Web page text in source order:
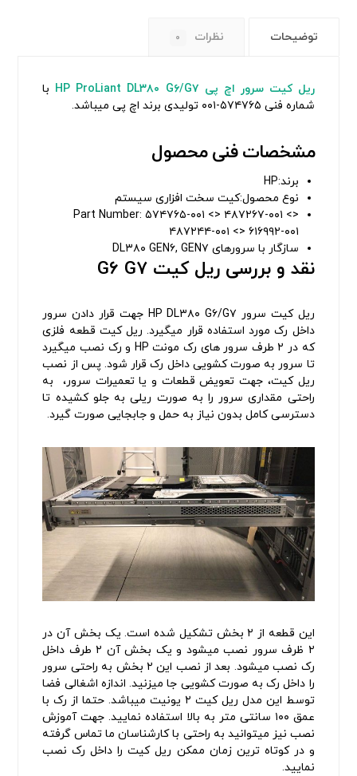
توضیحات نظرات ۰
ریل کیت سرور اچ پی HP ProLiant DL۳۸۰ G۶/G۷
با
شماره فنی ۵۷۴۷۶۵-۰۰۱ تولیدی برند اچ پی میباشد.
مشخصات فنی محصول
برند:HP
نوع محصول:کیت سخت افزاری سیستم
Part Number: ۵۷۴۷۶۵-۰۰۱ <> ۴۸۷۲۶۷-۰۰۱ <>
۴۸۷۲۴۴-۰۰۱ <> ۶۱۶۹۹۲-۰۰۱
سازگار با سرورهای DL۳۸۰ GEN۶, GEN۷
نقد و بررسی ریل کیت G۶ G۷
ریل کیت سرور HP DL۳۸۰ G۶/G۷ جهت قرار دادن سرور
داخل رک مورد استفاده قرار میگیرد. ریل کیت قطعه فلزی
که در ۲ طرف سرور های رک مونت HP و رک نصب میگیرد
تا سرور به صورت کشویی داخل رک قرار شود. پس از نصب
ریل کیت، جهت تعویض قطعات و یا تعمیرات سرور، به
راحتی مقداری سرور را به صورت ریلی به جلو کشیده تا
دسترسی کامل بدون نیاز به حمل و جابجایی صورت گیرد.
این قطعه از ۲ بخش تشکیل شده است. یک بخش آن در
۲ ظرف سرور نصب میشود و یک بخش آن ۲ طرف داخل
رک نصب میشود. بعد از نصب این ۲ بخش به راحتی سرور
را داخل رک به صورت کشویی جا میزنید. اندازه اشغالی فضا
توسط این مدل ریل کیت ۲ یونیت میباشد. حتما از رک با
عمق ۱۰۰ سانتی متر به بالا استفاده نمایید. جهت آموزش
نصب نیز میتوانید به راحتی با کارشناسان ما تماس گرفته
و در کوتاه ترین زمان ممکن ریل کیت را داخل رک نصب
نمایید.